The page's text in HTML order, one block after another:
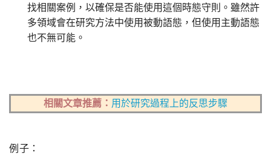
找相關案例，以確保是否能使用這個時態守則。雖然許
多領域會在研究方法中使用被動語態，但使用主動語態
也不無可能。
相關文章推薦： 用於研究過程上的反思步驟
例子：